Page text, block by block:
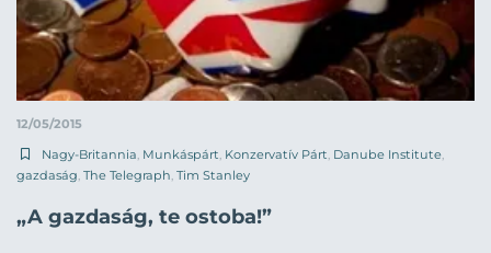
12/05/2015
Nagy-Britannia, Munkáspárt, Konzervatív Párt, Danube Institute,
gazdaság, The Telegraph, Tim Stanley
„A gazdaság, te ostoba!”